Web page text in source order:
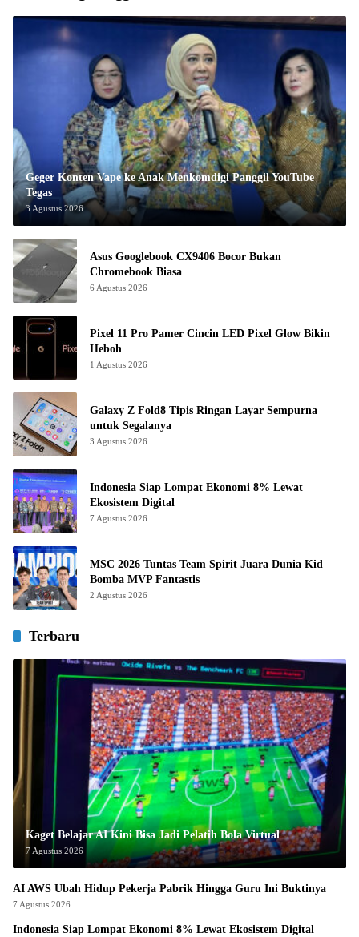
Geger Konten Vape ke Anak Menkomdigi Panggil YouTube
Tegas
3 Agustus 2026
Asus Googlebook CX9406 Bocor Bukan
Chromebook Biasa
6 Agustus 2026
Pixel 11 Pro Pamer Cincin LED Pixel Glow Bikin
Heboh
1 Agustus 2026
Galaxy Z Fold8 Tipis Ringan Layar Sempurna
untuk Segalanya
3 Agustus 2026
Indonesia Siap Lompat Ekonomi 8% Lewat
Ekosistem Digital
7 Agustus 2026
MSC 2026 Tuntas Team Spirit Juara Dunia Kid
Bomba MVP Fantastis
2 Agustus 2026
Terbaru
Kaget Belajar AI Kini Bisa Jadi Pelatih Bola Virtual
7 Agustus 2026
AI AWS Ubah Hidup Pekerja Pabrik Hingga Guru Ini Buktinya
7 Agustus 2026
Indonesia Siap Lompat Ekonomi 8% Lewat Ekosistem Digital